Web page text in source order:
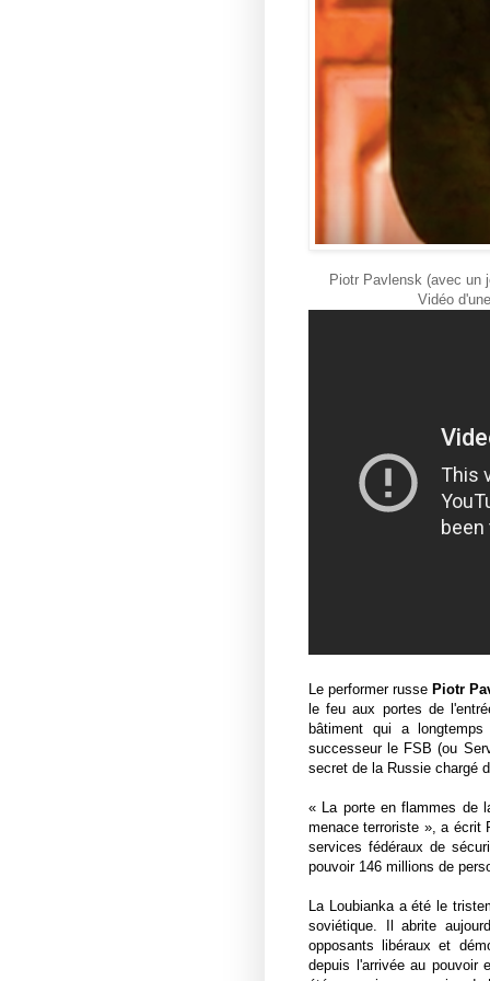
Piotr Pavlensk (avec un
Vidéo
Le performer russe Piotr
le feu aux portes de
bâtiment qui a
successeur le FSB (ou
secret de la Russie chargé
« La porte en flammes de
menace terroriste », a écrit
services fédéraux de
pouvoir 146 millions de
La Loubianka a été le
soviétique. Il abrite
opposants libéraux et
depuis l'arrivée au pouvoir